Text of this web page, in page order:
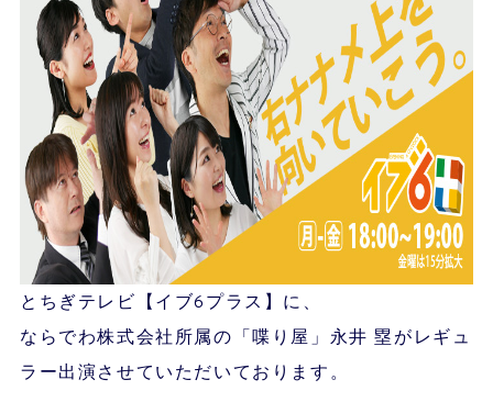
とちぎテレビ【イブ6プラス】に、
ならでわ株式会社所属の「喋り屋」永井 塁がレギュ
ラー出演させていただいております。